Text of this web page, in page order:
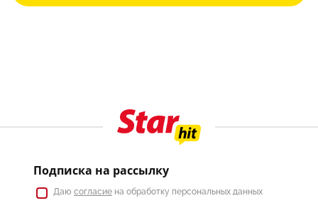
Подписка на рассылку
Даю согласие на обработку персональных данных